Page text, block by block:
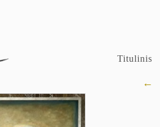
Titulinis
←